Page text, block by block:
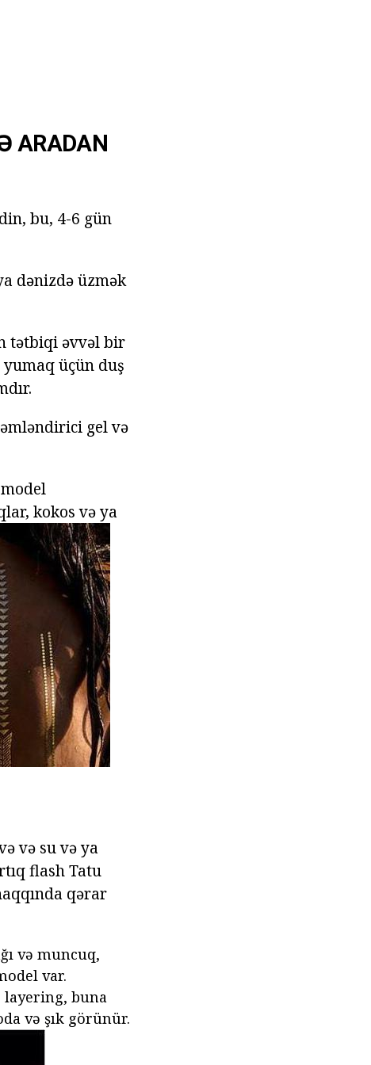
ARADAN
bu, 4-6 gün
dənizdə üzmək
tətbiqi əvvəl bir
üçün duş
gel və
kokos və ya
və su və ya
flash Tatu
qərar
və muncuq,
var.
layering, buna
və şık görünür.